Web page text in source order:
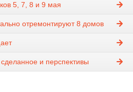
5, 7, 8 и 9 мая
отремонтируют 8 домов
и перспективы